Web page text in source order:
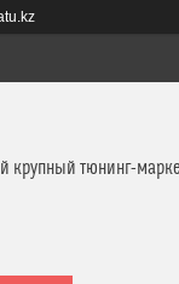
крупный тюнинг-